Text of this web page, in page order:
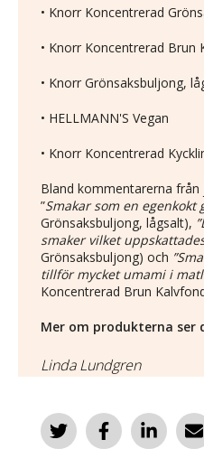
• Knorr Koncentrerad
• Knorr Koncentrerad Brun
• Knorr Grönsaksbuljong,
• HELLMANN'S Vegan
• Knorr Koncentrerad
Bland kommentarerna
”Smakar som en egenkokt
Grönsaksbuljong, lågsalt),
smaker vilket
Grönsaksbuljong) och
tillför mycket umami i
Koncentrerad Brun
Mer om produkterna ser
Linda Lundgren